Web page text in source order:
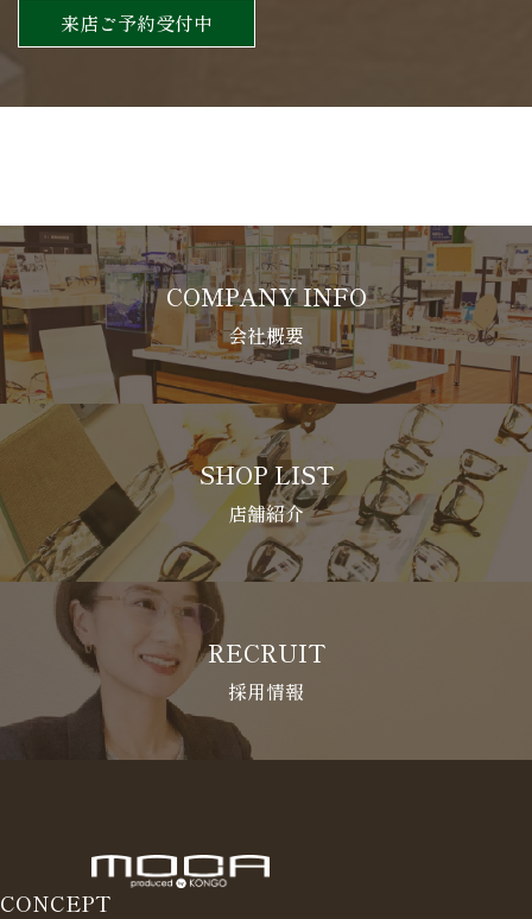
来店ご予約受付中
COMPANY INFO
会社概要
SHOP LIST
店舗紹介
RECRUIT
採用情報
CONCEPT